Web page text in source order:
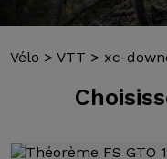
Vélo >VTT > xc-